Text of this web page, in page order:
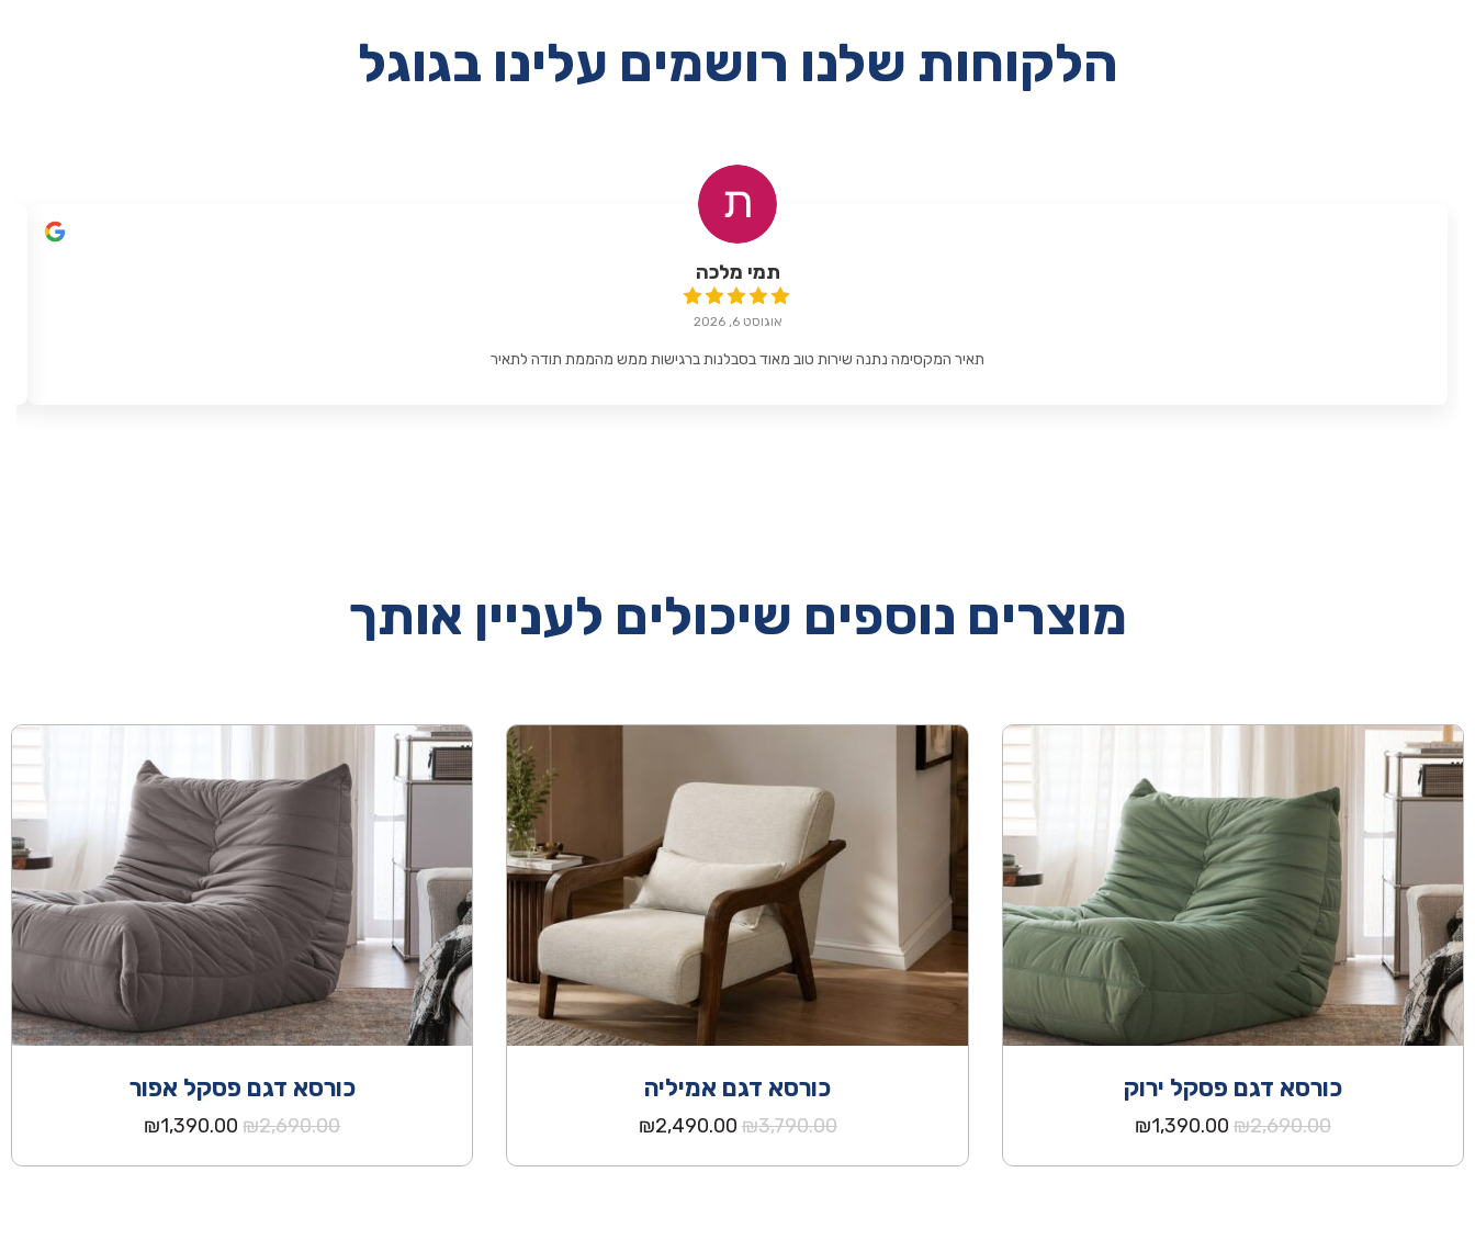
הלקוחות שלנו רושמים עלינו בגוגל
תמי מלכה
אוגוסט 6, 2026
תאיר המקסימה נתנה שירות טוב מאוד בסבלנות ברגישות ממש מהממת תודה לתאיר
מוצרים נוספים שיכולים לעניין אותך
כורסא דגם פסקל ירוק
₪2,690.00
המחיר
היה:
₪1,390.00
הוא:
כורסא דגם אמיליה
₪3,790.00
המחיר
היה:
₪2,490.00
הוא:
כורסא דגם פסקל אפור
₪2,690.00
המחיר
היה:
₪1,390.00
המחיר
הוא: